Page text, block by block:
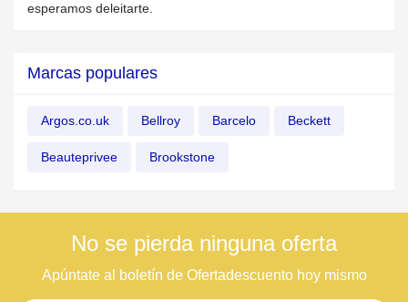
esperamos deleitarte.
Marcas populares
Argos.co.uk Bellroy Barcelo Beckett
Beauteprivee Brookstone
No se pierda ninguna oferta
Apúntate al boletín de Ofertadescuento hoy mismo